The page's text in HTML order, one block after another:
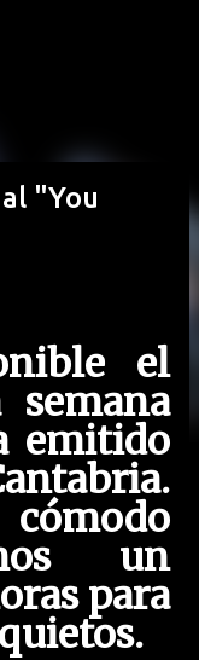
"You
el
semana
emitido
cómodo
un
para